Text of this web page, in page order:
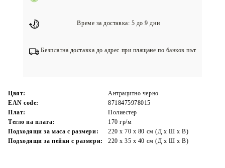
Време за доставка: 5 до 9 дни
Безплатна доставка до адрес при плащане по банков път
Цвят:
Антрацитно черно
EAN code:
8718475978015
Плат:
Полиестер
Тегло на плата:
170 гр/м
Подходящи за маса с размери:
220 х 70 х 80 cм (Д х Ш х В)
Подходящи за пейки с размери:
220 х 35 х 40 cм (Д х Ш х В)